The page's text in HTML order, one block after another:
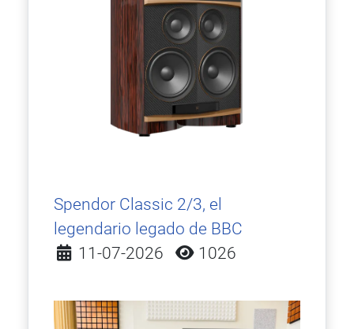
Spendor Classic 2/3, el
legendario legado de BBC
Detalles
11-07-2026 1026